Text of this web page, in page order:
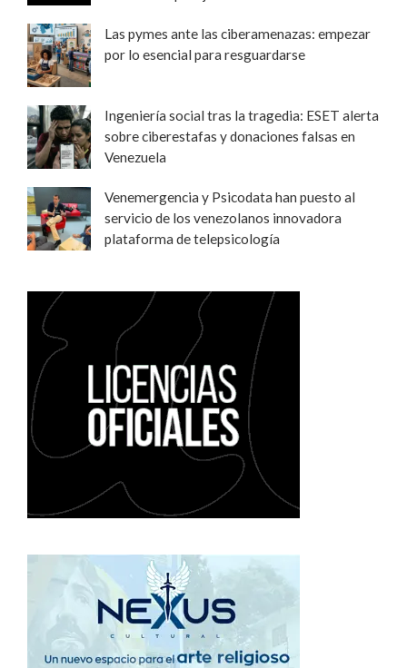
Las pymes ante las ciberamenazas: empezar
por lo esencial para resguardarse
Ingeniería social tras la tragedia: ESET alerta
sobre ciberestafas y donaciones falsas en
Venezuela
Venemergencia y Psicodata han puesto al
servicio de los venezolanos innovadora
plataforma de telepsicología